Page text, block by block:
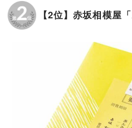
【2位】赤坂相模屋